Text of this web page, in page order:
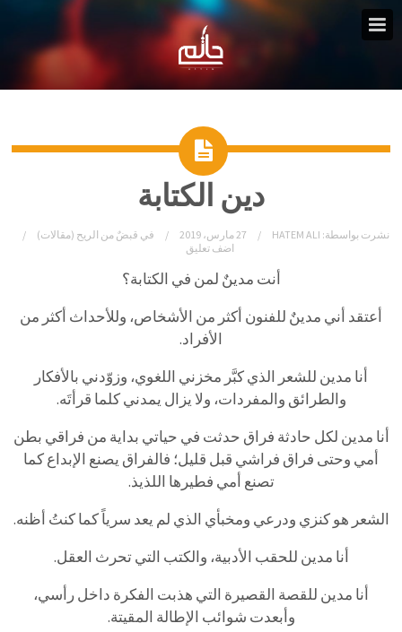
دين الكتابة
نشرت بواسطة: HATEM ALI 27 مارس، 2019 في قبضٌ من الريح (مقالات)
اضف تعليق
أنت مدينٌ لمن في الكتابة؟
أعتقد أني مدينٌ للفنون أكثر من الأشخاص، وللأحداث أكثر من
الأفراد.
أنا مدين للشعر الذي كبَّر مخزني اللغوي، وزوّدني بالأفكار
والطرائق والمفردات، ولا يزال يمدني كلما قرأتَه.
أنا مدين لكل حادثة فراق حدثت في حياتي بداية من فراقي بطن
أمي وحتى فراق فراشي قبل قليل؛ فالفراق يصنع الإبداع كما
تصنع أمي فطيرها اللذيذ.
الشعر هو كنزي ودرعي ومخبأي الذي لم يعد سرياً كما كنتُ أظنه.
أنا مدين للحقب الأدبية، والكتب التي تحرث العقل.
أنا مدين للقصة القصيرة التي هذبت الفكرة داخل رأسي،
وأبعدت شوائب الإطالة المقيتة.